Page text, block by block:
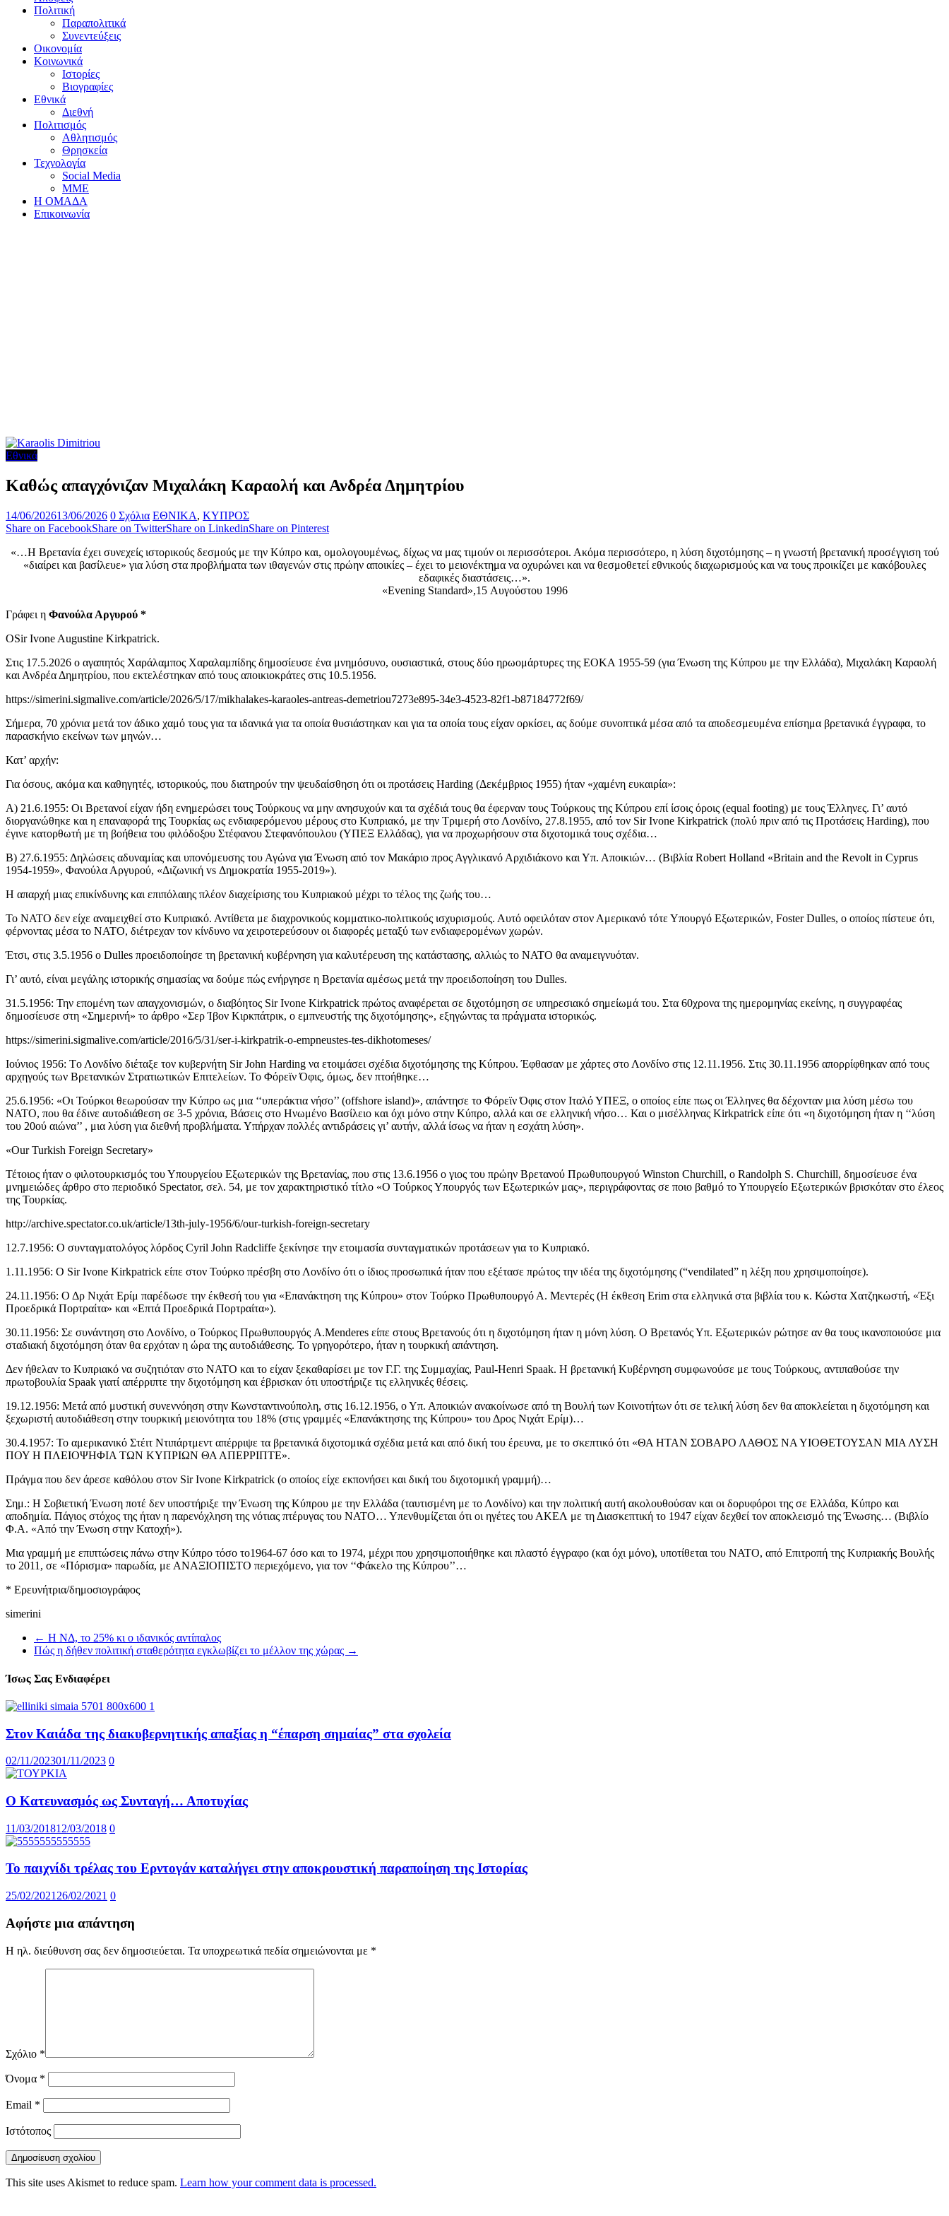
Πολιτική
Παραπολιτικά
Συνεντεύξεις
Οικονομία
Κοινωνικά
Ιστορίες
Βιογραφίες
Εθνικά
Διεθνή
Πολιτισμός
Αθλητισμός
Θρησκεία
Τεχνολογία
Social Media
ΜΜΕ
Η ΟΜΑΔΑ
Επικοινωνία
Εθνικά
Καθώς απαγχόνιζαν Μιχαλάκη Καραολή και Ανδρέα Δημητρίου
14/06/202613/06/2026 0 Σχόλια ΕΘΝΙΚΑ, ΚΥΠΡΟΣ
Share on FacebookShare on TwitterShare on LinkedinShare on Pinterest
«…Η Βρετανία έχει συνεχείς ιστορικούς δεσμούς με την Κύπρο και, ομολογουμένως, δίχως να μας τιμούν οι περισσότεροι. Ακόμα περισσότερο, η λύση διχοτόμησης – η γνωστή βρετανική προσέγγιση τού
«διαίρει και βασίλευε» για λύση στα προβλήματα των ιθαγενών στις πρώην αποικίες – έχει το μειονέκτημα να οχυρώνει και να θεσμοθετεί εθνικούς διαχωρισμούς και να τους προικίζει με κακόβουλες
εδαφικές διαστάσεις…».
«Evening Standard»,15 Αυγούστου 1996
Γράφει η Φανούλα Αργυρού *
ΟSir Ivone Augustine Kirkpatrick.
Στις 17.5.2026 ο αγαπητός Χαράλαμπος Χαραλαμπίδης δημοσίευσε ένα μνημόσυνο, ουσιαστικά, στους δύο ηρωομάρτυρες της ΕΟΚΑ 1955-59 (για Ένωση της Κύπρου με την Ελλάδα), Μιχαλάκη Καραολή
και Ανδρέα Δημητρίου, που εκτελέστηκαν από τους αποικιοκράτες στις 10.5.1956.
https://simerini.sigmalive.com/article/2026/5/17/mikhalakes-karaoles-antreas-demetriou7273e895-34e3-4523-82f1-b87184772f69/
Σήμερα, 70 χρόνια μετά τον άδικο χαμό τους για τα ιδανικά για τα οποία θυσιάστηκαν και για τα οποία τους είχαν ορκίσει, ας δούμε συνοπτικά μέσα από τα αποδεσμευμένα επίσημα βρετανικά έγγραφα, το
παρασκήνιο εκείνων των μηνών…
Κατ’ αρχήν:
Για όσους, ακόμα και καθηγητές, ιστορικούς, που διατηρούν την ψευδαίσθηση ότι οι προτάσεις Harding (Δεκέμβριος 1955) ήταν «χαμένη ευκαιρία»:
Α) 21.6.1955: Oι Βρετανοί είχαν ήδη ενημερώσει τους Τούρκους να μην ανησυχούν και τα σχέδιά τους θα έφερναν τους Τούρκους της Κύπρου επί ίσοις όροις (equal footing) με τους Έλληνες. Γι’ αυτό
διοργανώθηκε και η επαναφορά της Τουρκίας ως ενδιαφερόμενου μέρους στο Κυπριακό, με την Τριμερή στο Λονδίνο, 27.8.1955, από τον Sir Ivone Kirkpatrick (πολύ πριν από τις Προτάσεις Harding), που
έγινε κατορθωτή με τη βοήθεια του φιλόδοξου Στέφανου Στεφανόπουλου (ΥΠΕΞ Ελλάδας), για να προχωρήσουν στα διχοτομικά τους σχέδια…
Β) 27.6.1955: Δηλώσεις αδυναμίας και υπονόμευσης του Αγώνα για Ένωση από τον Μακάριο προς Αγγλικανό Αρχιδιάκονο και Υπ. Αποικιών… (Βιβλία Robert Holland «Britain and the Revolt in Cyprus
1954-1959», Φανούλα Αργυρού, «Διζωνική vs Δημοκρατία 1955-2019»).
Η απαρχή μιας επικίνδυνης και επιπόλαιης πλέον διαχείρισης του Κυπριακού μέχρι το τέλος της ζωής του…
Το ΝΑΤΟ δεν είχε αναμειχθεί στο Κυπριακό. Αντίθετα με διαχρονικούς κομματικο-πολιτικούς ισχυρισμούς. Αυτό οφειλόταν στον Αμερικανό τότε Υπουργό Εξωτερικών, Foster Dulles, ο οποίος πίστευε ότι,
φέρνοντας μέσα το ΝΑΤΟ, διέτρεχαν τον κίνδυνο να χειροτερεύσουν οι διαφορές μεταξύ των ενδιαφερομένων χωρών.
Έτσι, στις 3.5.1956 ο Dulles προειδοποίησε τη βρετανική κυβέρνηση για καλυτέρευση της κατάστασης, αλλιώς το ΝΑΤΟ θα αναμειγνυόταν.
Γι’ αυτό, είναι μεγάλης ιστορικής σημασίας να δούμε πώς ενήργησε η Βρετανία αμέσως μετά την προειδοποίηση του Dulles.
31.5.1956: Την επομένη των απαγχονισμών, ο διαβόητος Sir Ivone Kirkpatrick πρώτος αναφέρεται σε διχοτόμηση σε υπηρεσιακό σημείωμά του. Στα 60χρονα της ημερομηνίας εκείνης, η συγγραφέας
δημοσίευσε στη «Σημερινή» το άρθρο «Σερ Ίβον Κιρκπάτρικ, ο εμπνευστής της διχοτόμησης», εξηγώντας τα πράγματα ιστορικώς.
https://simerini.sigmalive.com/article/2016/5/31/ser-i-kirkpatrik-o-empneustes-tes-dikhotomeses/
Ιούνιος 1956: Tο Λονδίνο διέταξε τον κυβερνήτη Sir John Harding να ετοιμάσει σχέδια διχοτόμησης της Κύπρου. Έφθασαν με χάρτες στο Λονδίνο στις 12.11.1956. Στις 30.11.1956 απορρίφθηκαν από τους
αρχηγούς των Βρετανικών Στρατιωτικών Επιτελείων. Το Φόρεϊν Όφις, όμως, δεν πτοήθηκε…
25.6.1956: «Οι Τούρκοι θεωρούσαν την Κύπρο ως μια ‘‘υπεράκτια νήσο’’ (offshore island)», απάντησε το Φόρεϊν Όφις στον Ιταλό ΥΠΕΞ, ο οποίος είπε πως οι Έλληνες θα δέχονταν μια λύση μέσω του
ΝΑΤΟ, που θα έδινε αυτοδιάθεση σε 3-5 χρόνια, Βάσεις στο Ηνωμένο Βασίλειο και όχι μόνο στην Κύπρο, αλλά και σε ελληνική νήσο… Και ο μισέλληνας Kirkpatrick είπε ότι «η διχοτόμηση ήταν η ‘‘λύση
του 20ού αιώνα’’ , μια λύση για διεθνή προβλήματα. Υπήρχαν πολλές αντιδράσεις γι’ αυτήν, αλλά ίσως να ήταν η εσχάτη λύση».
«Our Turkish Foreign Secretary»
Τέτοιος ήταν ο φιλοτουρκισμός του Υπουργείου Εξωτερικών της Βρετανίας, που στις 13.6.1956 ο γιος του πρώην Βρετανού Πρωθυπουργού Winston Churchill, o Randolph S. Churchill, δημοσίευσε ένα
μνημειώδες άρθρο στο περιοδικό Spectator, σελ. 54, με τον χαρακτηριστικό τίτλο «Ο Τούρκος Υπουργός των Εξωτερικών μας», περιγράφοντας σε ποιο βαθμό το Υπουργείο Εξωτερικών βρισκόταν στο έλεος
της Τουρκίας.
http://archive.spectator.co.uk/article/13th-july-1956/6/our-turkish-foreign-secretary
12.7.1956: Ο συνταγματολόγος λόρδος Cyril John Radcliffe ξεκίνησε την ετοιμασία συνταγματικών προτάσεων για το Κυπριακό.
1.11.1956: Ο Sir Ivone Kirkpatrick είπε στον Τούρκο πρέσβη στο Λονδίνο ότι ο ίδιος προσωπικά ήταν που εξέτασε πρώτος την ιδέα της διχοτόμησης (“vendilated” η λέξη που χρησιμοποίησε).
24.11.1956: Ο Δρ Νιχάτ Ερίμ παρέδωσε την έκθεσή του για «Επανάκτηση της Κύπρου» στον Τούρκο Πρωθυπουργό Α. Μεντερές (Η έκθεση Erim στα ελληνικά στα βιβλία του κ. Κώστα Χατζηκωστή, «Έξι
Προεδρικά Πορτραίτα» και «Επτά Προεδρικά Πορτραίτα»).
30.11.1956: Σε συνάντηση στο Λονδίνο, ο Τούρκος Πρωθυπουργός A.Menderes είπε στους Βρετανούς ότι η διχοτόμηση ήταν η μόνη λύση. Ο Βρετανός Υπ. Εξωτερικών ρώτησε αν θα τους ικανοποιούσε μια
σταδιακή διχοτόμηση όταν θα ερχόταν η ώρα της αυτοδιάθεσης. Το γρηγορότερο, ήταν η τουρκική απάντηση.
Δεν ήθελαν το Κυπριακό να συζητιόταν στο ΝΑΤΟ και το είχαν ξεκαθαρίσει με τον Γ.Γ. της Συμμαχίας, Paul-Henri Spaak. Η βρετανική Κυβέρνηση συμφωνούσε με τους Τούρκους, αντιπαθούσε την
πρωτοβουλία Spaak γιατί απέρριπτε την διχοτόμηση και έβρισκαν ότι υποστήριζε τις ελληνικές θέσεις.
19.12.1956: Μετά από μυστική συνεννόηση στην Κωνσταντινούπολη, στις 16.12.1956, ο Υπ. Αποικιών ανακοίνωσε από τη Βουλή των Κοινοτήτων ότι σε τελική λύση δεν θα αποκλείεται η διχοτόμηση και
ξεχωριστή αυτοδιάθεση στην τουρκική μειονότητα του 18% (στις γραμμές «Επανάκτησης της Κύπρου» του Δρος Νιχάτ Ερίμ)…
30.4.1957: Το αμερικανικό Στέιτ Ντιπάρτμεντ απέρριψε τα βρετανικά διχοτομικά σχέδια μετά και από δική του έρευνα, με το σκεπτικό ότι «ΘΑ ΗΤΑΝ ΣΟΒΑΡΟ ΛΑΘΟΣ ΝΑ ΥΙΟΘΕΤΟΥΣΑΝ ΜΙΑ ΛΥΣΗ
ΠΟΥ Η ΠΛΕΙΟΨΗΦΙΑ ΤΩΝ ΚΥΠΡΙΩΝ ΘΑ ΑΠΕΡΡΙΠΤΕ».
Πράγμα που δεν άρεσε καθόλου στον Sir Ivone Kirkpatrick (ο οποίος είχε εκπονήσει και δική του διχοτομική γραμμή)…
Σημ.: Η Σοβιετική Ένωση ποτέ δεν υποστήριξε την Ένωση της Κύπρου με την Ελλάδα (ταυτισμένη με το Λονδίνο) και την πολιτική αυτή ακολουθούσαν και οι δορυφόροι της σε Ελλάδα, Κύπρο και
αποδημία. Πάγιος στόχος της ήταν η παρενόχληση της νότιας πτέρυγας του ΝΑΤΟ… Υπενθυμίζεται ότι οι ηγέτες του ΑΚΕΛ με τη Διασκεπτική το 1947 είχαν δεχθεί τον αποκλεισμό της Ένωσης… (Βιβλίο
Φ.Α. «Από την Ένωση στην Κατοχή»).
Μια γραμμή με επιπτώσεις πάνω στην Κύπρο τόσο το1964-67 όσο και το 1974, μέχρι που χρησιμοποιήθηκε και πλαστό έγγραφο (και όχι μόνο), υποτίθεται του ΝΑΤΟ, από Επιτροπή της Κυπριακής Βουλής
το 2011, σε «Πόρισμα» παρωδία, με ΑΝΑΞΙΟΠΙΣΤΟ περιεχόμενο, για τον ‘‘Φάκελο της Κύπρου’’…
* Ερευνήτρια/δημοσιογράφος
simerini
← Η ΝΔ, το 25% κι ο ιδανικός αντίπαλος
Πώς η δήθεν πολιτική σταθερότητα εγκλωβίζει το μέλλον της χώρας →
Ίσως Σας Ενδιαφέρει
Στον Καιάδα της διακυβερνητικής απαξίας η “έπαρση σημαίας” στα σχολεία
02/11/202301/11/2023 0
Ο Κατευνασμός ως Συνταγή… Αποτυχίας
11/03/201812/03/2018 0
Το παιχνίδι τρέλας του Ερντογάν καταλήγει στην αποκρουστική παραποίηση της Ιστορίας
25/02/2021 26/02/2021 0
Αφήστε μια απάντηση
Η ηλ. διεύθυνση σας δεν δημοσιεύεται. Τα υποχρεωτικά πεδία σημειώνονται με *
Σχόλιο *
Όνομα *
Email *
Ιστότοπος
This site uses Akismet to reduce spam. Learn how your comment data is processed.